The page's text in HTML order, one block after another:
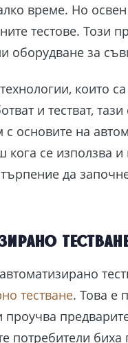
време. Но
тестове. Този
за
които
и тестват, тази
основите на
кога се използва
да
тестване. Това е
проучва
потребители